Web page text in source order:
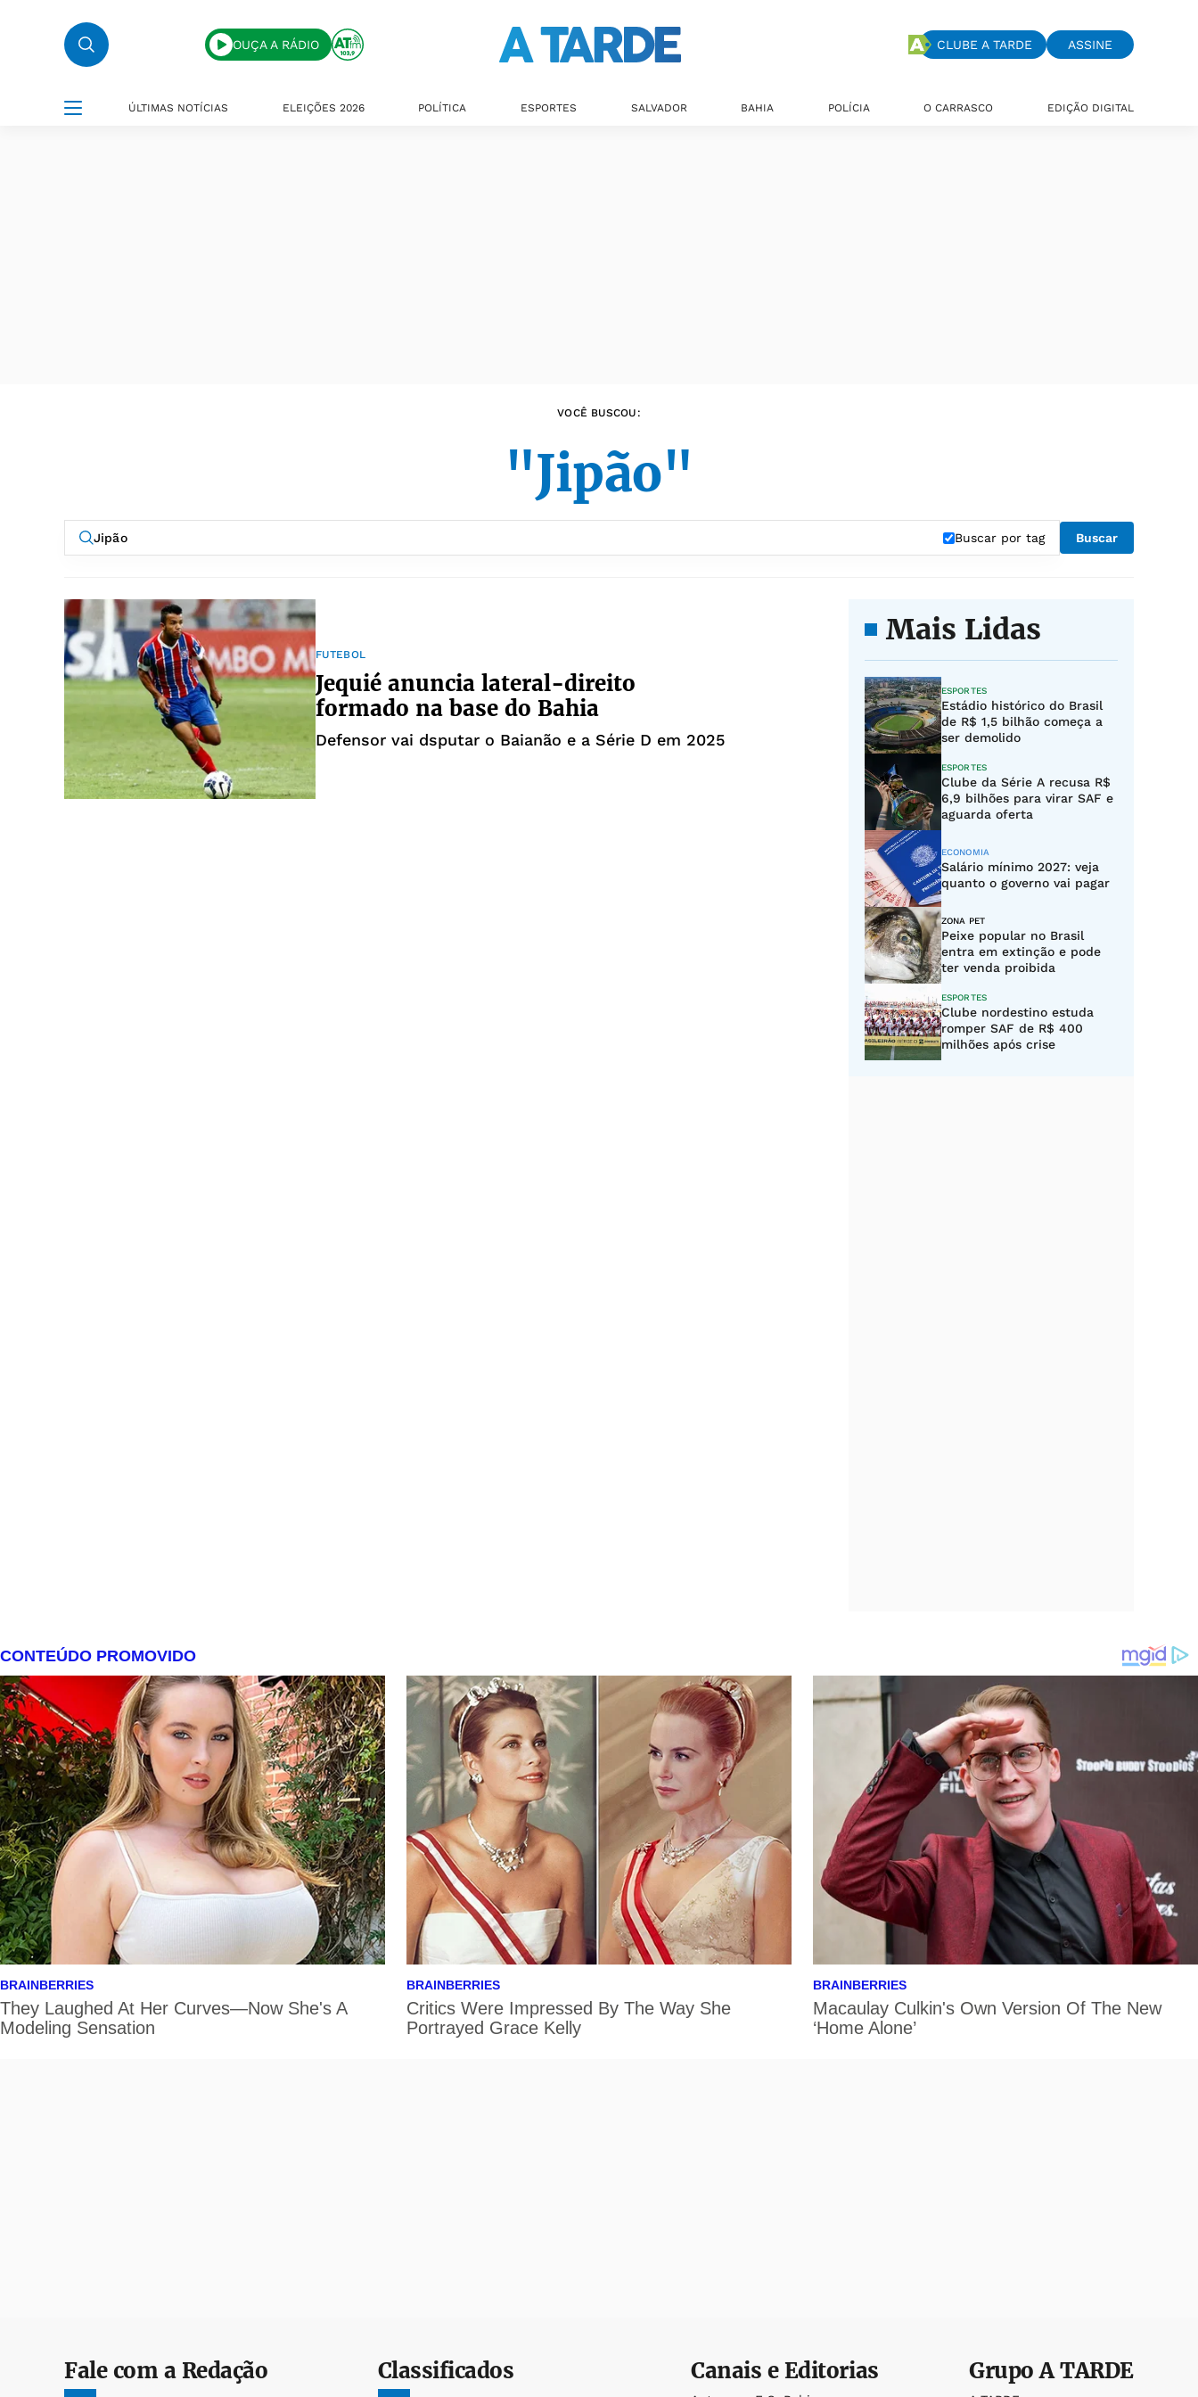
OUÇA A RÁDIO CLUBE A TARDE ASSINE
ÚLTIMAS NOTÍCIAS ELEIÇÕES 2026 POLÍTICA ESPORTES SALVADOR BAHIA POLÍCIA O CARRASCO EDIÇÃO DIGITAL
VOCÊ BUSCOU:
"Jipão"
Buscar por tag Buscar
FUTEBOL
Jequié anuncia lateral-direito
formado na base do Bahia
Defensor vai dsputar o Baianão e a Série D em 2025
Mais Lidas
ESPORTES
Estádio histórico do Brasil
de R$ 1,5 bilhão começa a
ser demolido
ESPORTES
Clube da Série A recusa R$
6,9 bilhões para virar SAF e
aguarda oferta
ECONOMIA
Salário mínimo 2027: veja
quanto o governo vai pagar
ZONA PET
Peixe popular no Brasil
entra em extinção e pode
ter venda proibida
ESPORTES
Clube nordestino estuda
romper SAF de R$ 400
milhões após crise
Fale com a Redação Classificados Canais e Editorias GrupoA TARDE